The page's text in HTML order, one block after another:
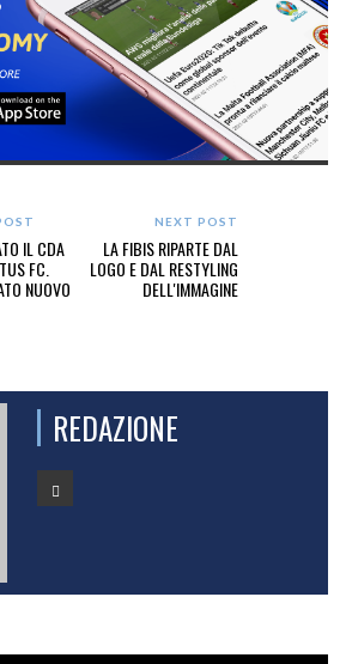
IL CDA
FC.
NUOVO
NEXT POST
LA FIBIS RIPARTE DAL
LOGO E DAL RESTYLING
DELL'IMMAGINE
REDAZIONE